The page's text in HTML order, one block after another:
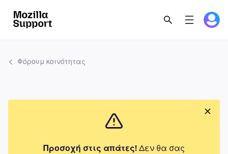
Φόρουμ κοινότητας
Προσοχή στις απάτες! Δεν θα σας